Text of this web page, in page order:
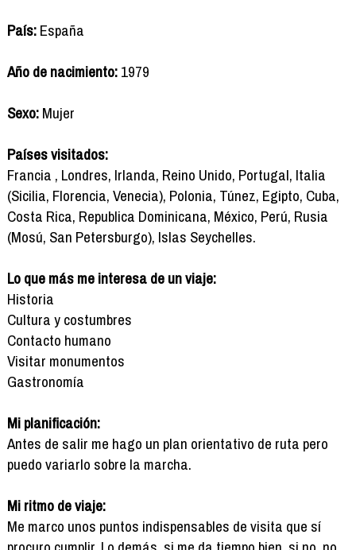
País:España
Año de nacimiento:1979
Sexo:Mujer
Países visitados:
Francia , Londres, Irlanda, Reino Unido, Portugal, Italia
(Sicilia, Florencia, Venecia), Polonia, Túnez, Egipto, Cuba,
Costa Rica, Republica Dominicana, México, Perú, Rusia
(Mosú, San Petersburgo), Islas Seychelles.
Lo que más me interesa de un viaje:
Historia
Cultura y costumbres
Contacto humano
Visitar monumentos
Gastronomía
Mi planificación:
Antes de salir me hago un plan orientativo de ruta pero
puedo variarlo sobre la marcha.
Mi ritmo de viaje:
Me marco unos puntos indispensables de visita que sí